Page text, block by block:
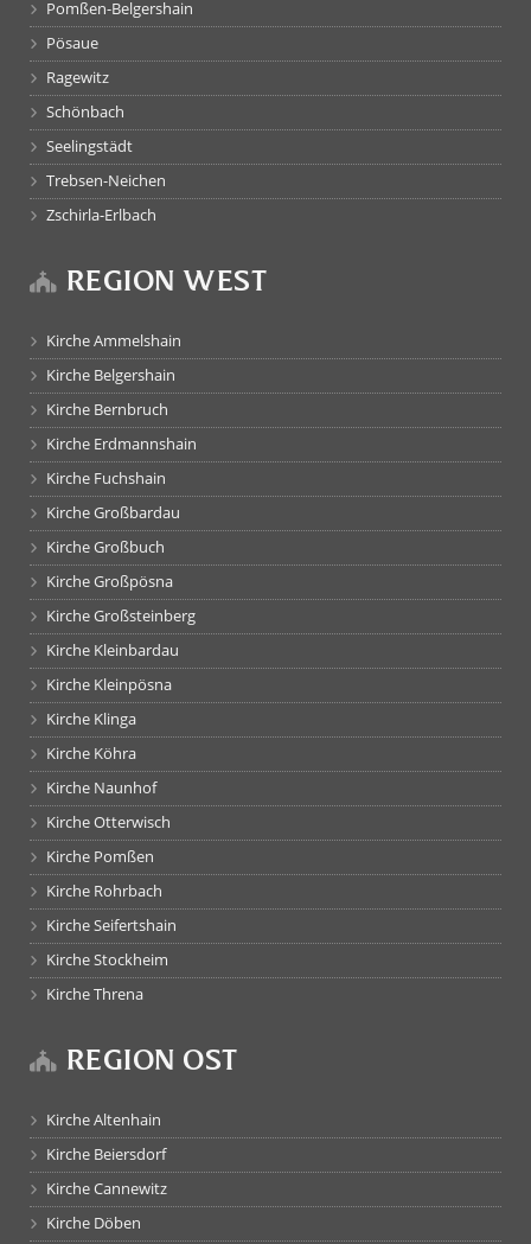
Pomßen-Belgershain
Pösaue
Ragewitz
Schönbach
Seelingstädt
Trebsen-Neichen
Zschirla-Erlbach
REGION WEST
Kirche Ammelshain
Kirche Belgershain
Kirche Bernbruch
Kirche Erdmannshain
Kirche Fuchshain
Kirche Großbardau
Kirche Großbuch
Kirche Großpösna
Kirche Großsteinberg
Kirche Kleinbardau
Kirche Kleinpösna
Kirche Klinga
Kirche Köhra
Kirche Naunhof
Kirche Otterwisch
Kirche Pomßen
Kirche Rohrbach
Kirche Seifertshain
Kirche Stockheim
Kirche Threna
REGION OST
Kirche Altenhain
Kirche Beiersdorf
Kirche Cannewitz
Kirche Döben